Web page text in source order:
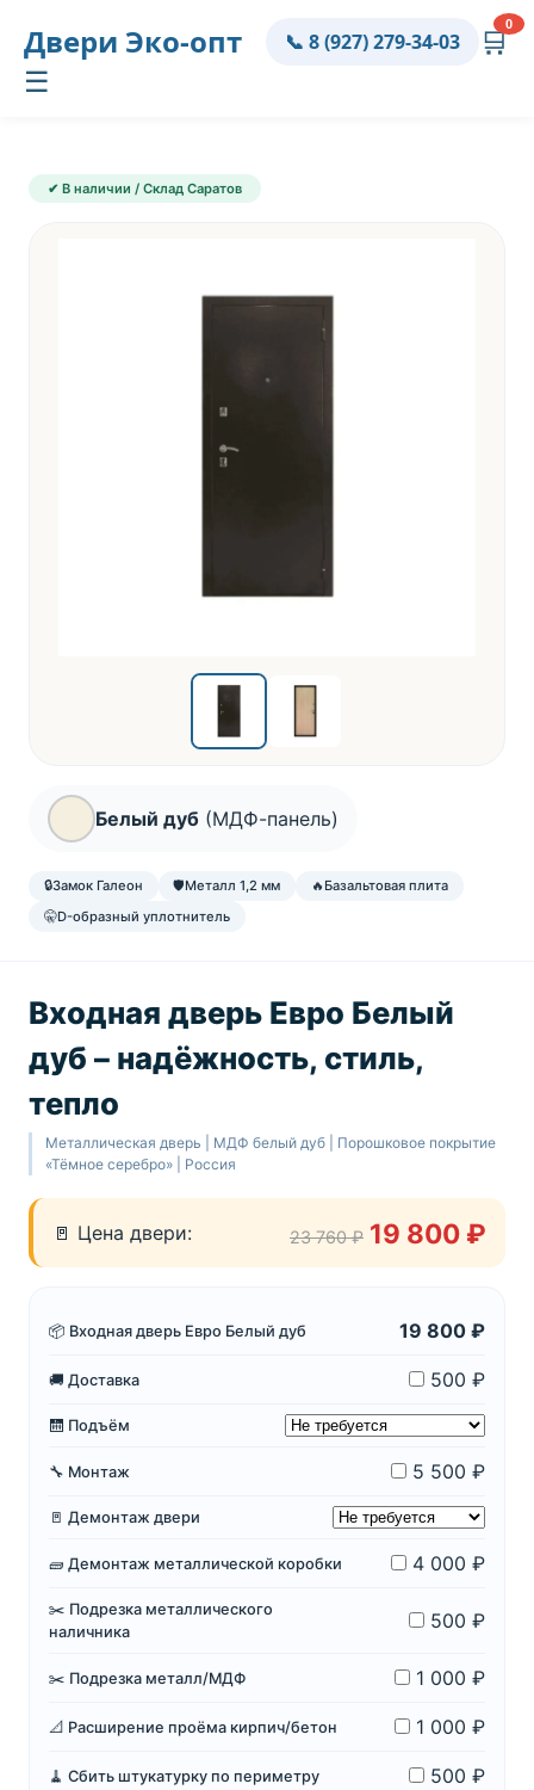
Двери Эко-опт
☰
📞 8 (927) 279-34-03 🛒
0
✔ В наличии / Склад Саратов
Белый дуб (МДФ-панель)
🔒Замок Галеон 🛡️Металл 1,2 мм 🔥 Базальтовая плита
🤫D-образный уплотнитель
Входная дверь Евро Белый
дуб – надёжность, стиль,
тепло
Металлическая дверь | МДФ белый дуб | Порошковое покрытие
«Тёмное серебро» | Россия
🚪 Цена двери: 23 760 ₽ 19 800 ₽
📦 Входная дверь Евро Белый дуб 19 800 ₽
🚚 Доставка 500 ₽
🛗 Подъём
🔧 Монтаж 5 500 ₽
🚪 Демонтаж двери
🧱 Демонтаж металлической коробки 4 000 ₽
✂️ Подрезка металлического
наличника
500 ₽
✂️ Подрезка металл/МДФ 1 000 ₽
📐 Расширение проёма кирпич/бетон 1 000 ₽
🧹 Сбить штукатурку по периметру 500 ₽